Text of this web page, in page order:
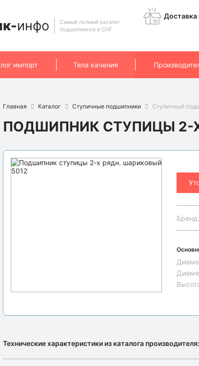
инфо
Самый полный каталог
подшипников в СНГ
Доставка
импорт Тела качения
Главная Каталог Ступичные подшипники Ступичный
ПОДШИПНИК СТУПИЦЫ 2-
Бренд:
Технические характеристики из каталога производителя: